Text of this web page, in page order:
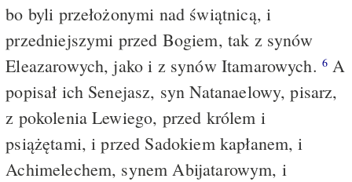
bo byli przełożonymi nad świątnicą, i
przedniejszymi przed Bogiem, tak z synów
Eleazarowych, jako i z synów Itamarowych. 6 A
popisał ich Senejasz, syn Natanaelowy, pisarz,
z pokolenia Lewiego, przed królem i
psiążętami, i przed Sadokiem kapłanem, i
Achimelechem, synem Abijatarowym, i